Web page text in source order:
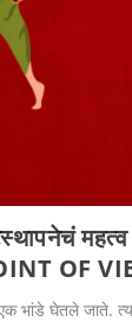
OF
भांडे घेतले जाते.